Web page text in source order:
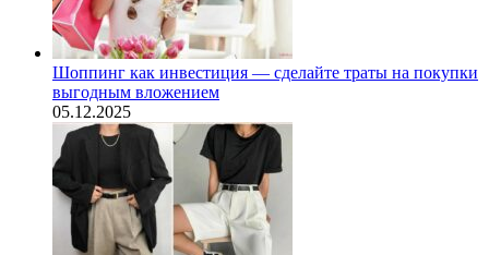
Шоппинг как инвестиция — сделайте траты на покупки
выгодным вложением
05.12.2025